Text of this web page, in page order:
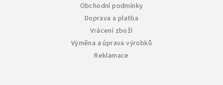
Obchodní podmínky
Doprava a platba
Vrácení zboží
Výměna a úprava výrobků
Reklamace